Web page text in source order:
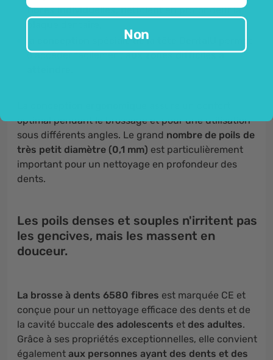
fibres individuelles, nettoient en profondeur la
plaque dentaire,
la conception spéciale de la tête DentalU
d'accéder facilementaux zones difficiles à
optimal pendant le brossage et pour une utilisation
sous différents angles. Le grand nombre de poils de
très petit diamètre (0,1 mm) est particulièrement
important pour un nettoyage en profondeur des
dents.
Les poils denses et souples n'irritent pas
les gencives, mais les massent en
douceur.
La brosse à dents 6580 fibres est marquée CE et
conçue pour un nettoyage efficace des dents et de
la cavité buccale des adolescents et des adultes.
Grâce à ses propriétés exceptionnelles, elle convient
également aux personnes ayant des dents et des
Non